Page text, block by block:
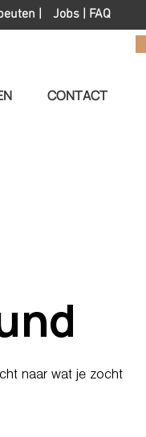
Jobs | FAQ
|
CONTACT
naar wat je zocht